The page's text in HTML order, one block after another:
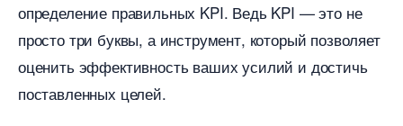
определение правильных KPI. Ведь KPI — это не
просто три буквы, а инструмент, который позволяет
оценить эффективность ваших усилий и достичь
поставленных целей.